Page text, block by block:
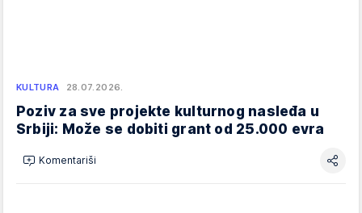
KULTURA 28.07.2026.
Poziv za sve projekte kulturnog nasleđa u
Srbiji: Može se dobiti grant od 25.000 evra
Komentariši